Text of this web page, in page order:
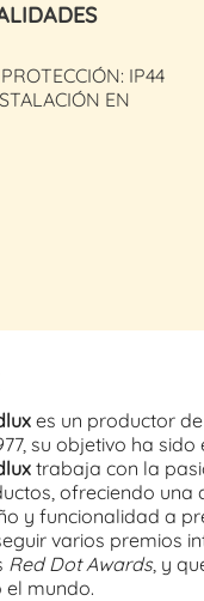
IP44
EN
es un productor
su objetivo ha
trabaja con la
ofreciendo
y funcionalidad a
varios premios
Red Dot Awards, y
el mundo.